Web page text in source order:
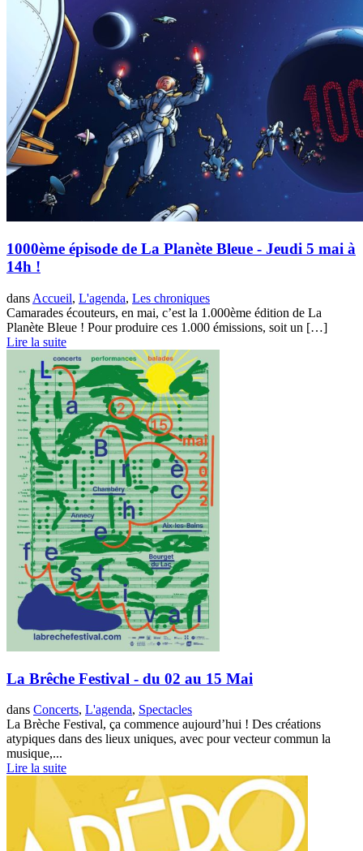
1000ème épisode de La Planète Bleue - Jeudi 5 mai à
14h !
dans Accueil, L'agenda, Les chroniques
Camarades écouteurs, en mai, c’est la 1.000ème édition de La
Planète Bleue ! Pour produire ces 1.000 émissions, soit un […]
Lire la suite
La Brêche Festival - du 02 au 15 Mai
dans Concerts, L'agenda, Spectacles
La Brèche Festival, ça commence aujourd’hui ! Des créations
atypiques dans des lieux uniques, avec pour vecteur commun la
musique,...
Lire la suite